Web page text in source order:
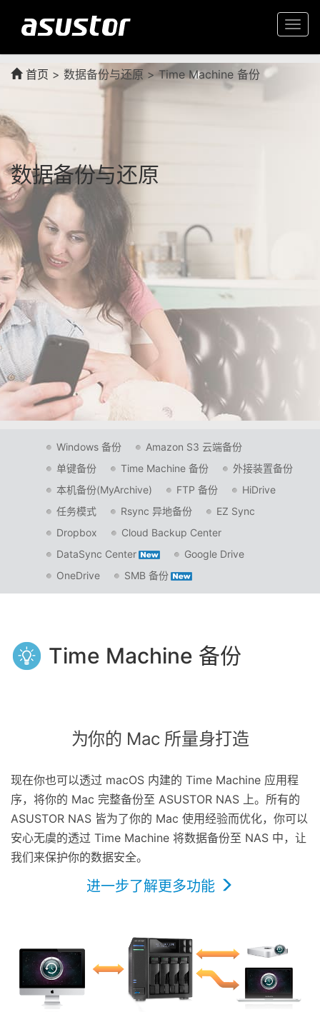
首页 > 数据备份与还原 > Time Machine 备份
数据备份与还原
Windows 备份
Amazon S3 云端备份
单键备份
Time Machine 备份
外接装置备份
本机备份(MyArchive)
FTP 备份
HiDrive
任务模式
Rsync 异地备份
EZ Sync
Dropbox
Cloud Backup Center
DataSync Center
Google Drive
OneDrive
SMB 备份
Time Machine 备份
为你的 Mac 所量身打造
现在你也可以透过 macOS 内建的 Time Machine 应用程
序，将你的 Mac 完整备份至 ASUSTOR NAS 上。所有的
ASUSTOR NAS 皆为了你的 Mac 使用经验而优化，你可以
安心无虞的透过 Time Machine 将数据备份至 NAS 中，让
我们来保护你的数据安全。
进一步了解更多功能